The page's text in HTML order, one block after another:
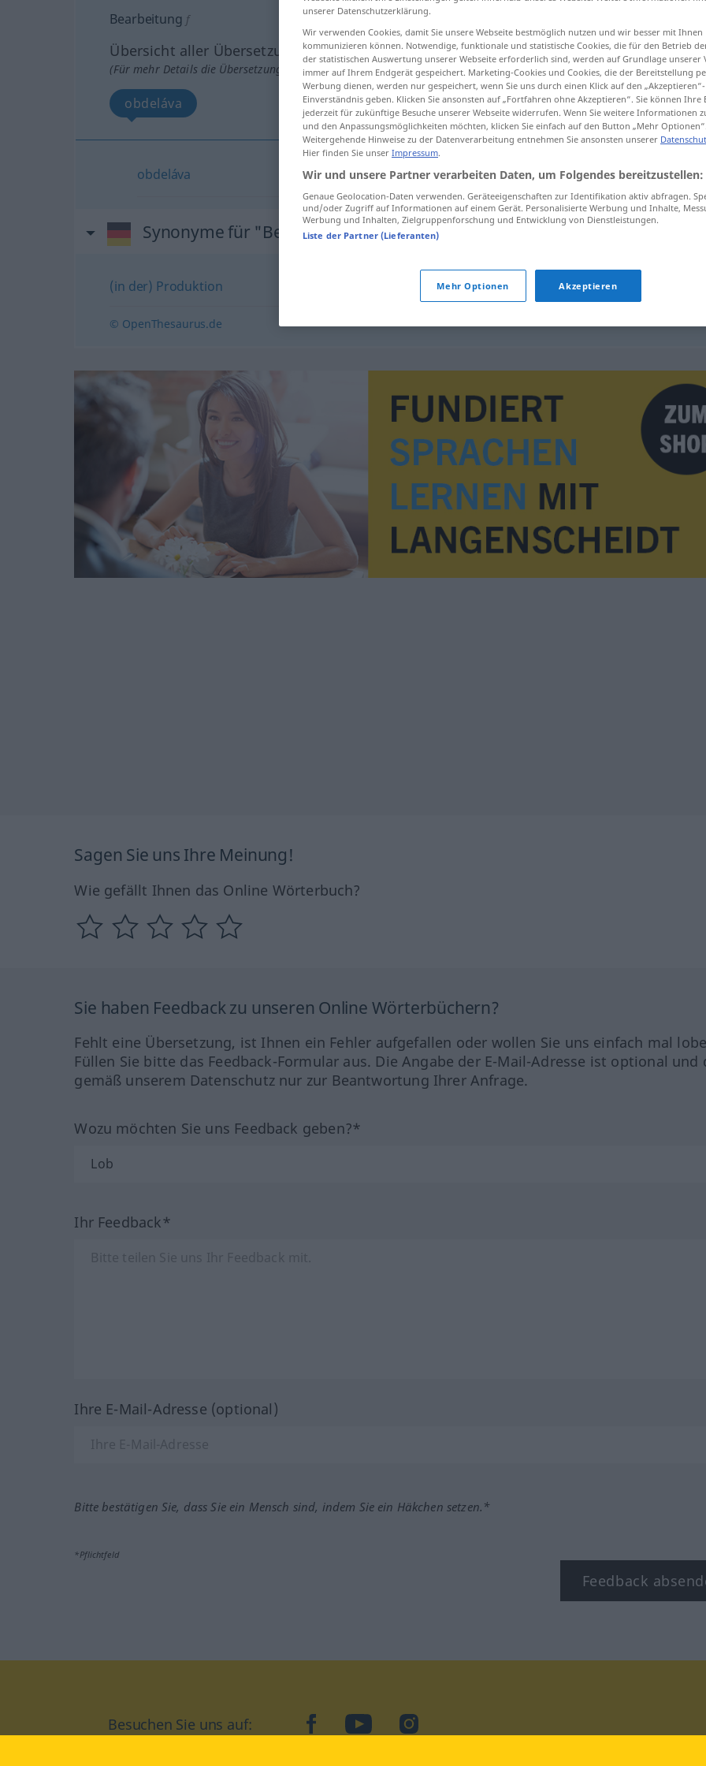
Bearbeitung f
Übersicht aller Übersetzungen
(Für mehr Details die Übersetzung anklicken/antippen)
obdeláva
obdeláva Bearbeitung
Synonyme für "Bearbeitung"
(in der) Produktion
© OpenThesaurus.de
Sagen Sie uns Ihre Meinung!
Wie gefällt Ihnen das Online Wörterbuch?
Sie haben Feedback zu unseren Online Wörterbüchern?
Fehlt eine Übersetzung, ist Ihnen ein Fehler aufgefallen oder wollen Sie uns einfach mal
Füllen Sie bitte das Feedback-Formular aus. Die Angabe der E-Mail-Adresse ist optional und
gemäß unserem Datenschutz nur zur Beantwortung Ihrer Anfrage.
Wozu möchten Sie uns Feedback geben?*
Ihr Feedback*
Ihre E-Mail-Adresse (optional)
Bitte bestätigen Sie, dass Sie ein Mensch sind, indem Sie ein Häkchen setzen.*
*Pflichtfeld
Feedback
Besuchen Sie uns auf: facebookYouTubeInstagram
unserer Datenschutzerklärung.
Wir verwenden Cookies, damit Sie unsere Webseite bestmöglich nutzen und wir besser mit Ihnen
kommunizieren können. Notwendige, funktionale und statistische Cookies, die für den Betrieb
der statistischen Auswertung unserer Webseite erforderlich sind, werden auf Grundlage unserer
immer auf Ihrem Endgerät gespeichert. Marketing-Cookies und Cookies, die der Bereitstellung
Werbung dienen, werden nur gespeichert, wenn Sie uns durch einen Klick auf den
Einverständnis geben. Klicken Sie ansonsten auf „Fortfahren ohne Akzeptieren“. Sie können
jederzeit für zukünftige Besuche unserer Webseite widerrufen. Wenn Sie weitere Informationen
und den Anpassungsmöglichkeiten möchten, klicken Sie einfach auf den Button „Mehr
Weitergehende Hinweise zu der Datenverarbeitung entnehmen Sie ansonsten unserer
Hier finden Sie unser Impressum.
Wir und unsere Partner verarbeiten Daten, um Folgendes bereitzustellen:
Genaue Geolocation-Daten verwenden. Geräteeigenschaften zur Identifikation aktiv abfragen.
und/oder Zugriff auf Informationen auf einem Gerät. Personalisierte Werbung und Inhalte,
Werbung und Inhalten, Zielgruppenforschung und Entwicklung von Dienstleistungen.
Liste der Partner (Lieferanten)
Mehr Optionen Akzeptieren